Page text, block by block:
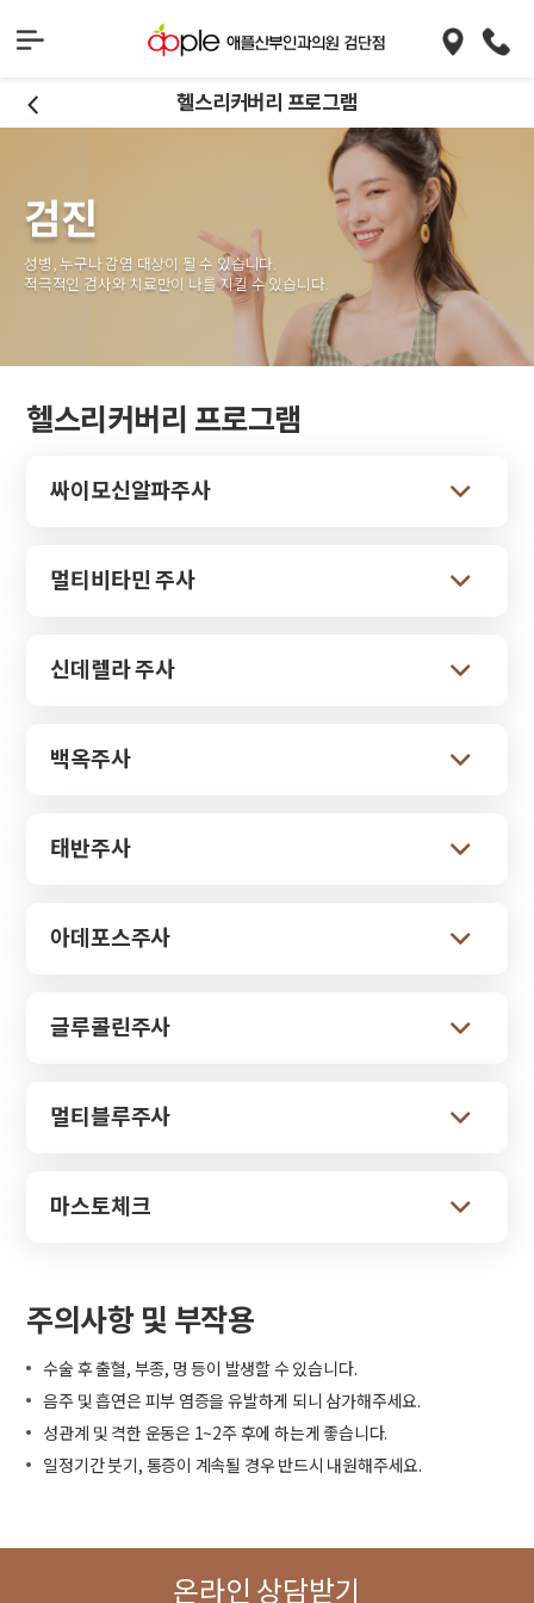
헬스리커버리 프로그램
검진
성병, 누구나 감염 대상이 될 수 있습니다.
적극적인 검사와 치료만이 나를 지킬 수 있습니다.
헬스리커버리 프로그램
싸이모신알파주사
멀티비타민 주사
신데렐라 주사
백옥주사
태반주사
아데포스주사
글루콜린주사
멀티블루주사
마스토체크
주의사항 및 부작용
수술 후 출혈, 부종, 멍 등이 발생할 수 있습니다.
음주 및 흡연은 피부 염증을 유발하게 되니 삼가해주세요.
성관계 및 격한 운동은 1~2주 후에 하는게 좋습니다.
일정기간 붓기, 통증이 계속될 경우 반드시 내원해주세요.
온라인 상담받기